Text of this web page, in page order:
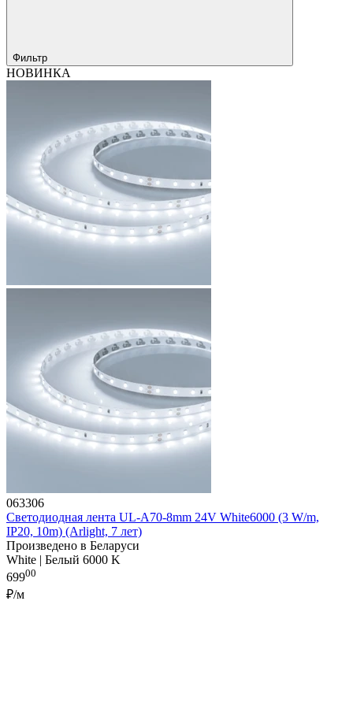
Фильтр
НОВИНКА
063306
Светодиодная лента UL-A70-8mm 24V White6000 (3 W/m,
IP20, 10m) (Arlight, 7 лет)
Произведено в Беларуси
White | Белый 6000 K
69900
₽/м